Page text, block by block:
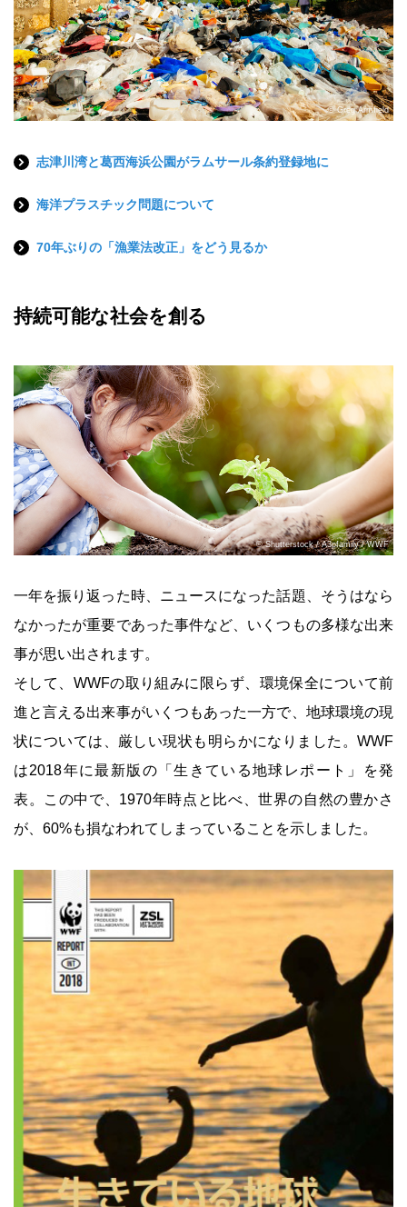
© Greg Armfield
志津川湾と葛西海浜公園がラムサール条約登録地に
海洋プラスチック問題について
70年ぶりの「漁業法改正」をどう見るか
持続可能な社会を創る
© Shutterstock / A3pfamily / WWF
一年を振り返った時、ニュースになった話題、そうはなら
なかったが重要であった事件など、いくつもの多様な出来
事が思い出されます。
そして、WWFの取り組みに限らず、環境保全について前
進と言える出来事がいくつもあった一方で、地球環境の現
状については、厳しい現状も明らかになりました。WWF
は2018年に最新版の「生きている地球レポート」を発
表。この中で、1970年時点と比べ、世界の自然の豊かさ
が、60%も損なわれてしまっていることを示しました。